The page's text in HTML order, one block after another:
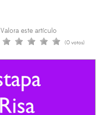
Valora este artículo
(0 votos)